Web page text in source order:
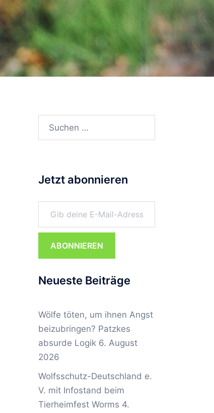
Suchen
Jetzt abonnieren
Gib deine E-Mail-Adresse ein ...
ABONNIEREN
Neueste Beiträge
Wölfe töten, um ihnen Angst
beizubringen? Patzkes
absurde Logik 6. August
2026
Wolfsschutz-Deutschland e.
V. mit Infostand beim
Tierheimfest Worms 4.